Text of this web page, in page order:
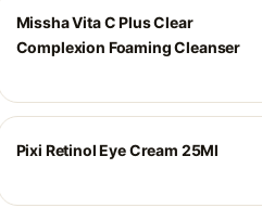
Missha Vita C Plus Clear
Complexion Foaming Cleanser
Pixi Retinol Eye Cream 25Ml